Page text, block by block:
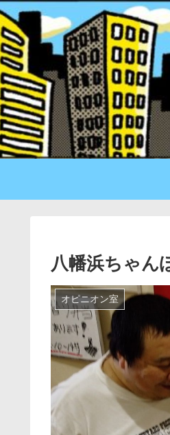
八幡浜ちゃん
オピニオン室